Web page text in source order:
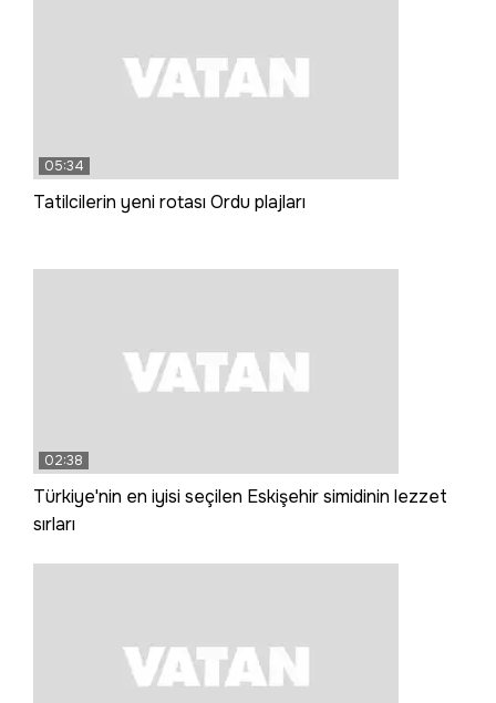
05:34
Tatilcilerin yeni rotası Ordu plajları
02:38
Türkiye'nin en iyisi seçilen Eskişehir simidinin lezzet
sırları